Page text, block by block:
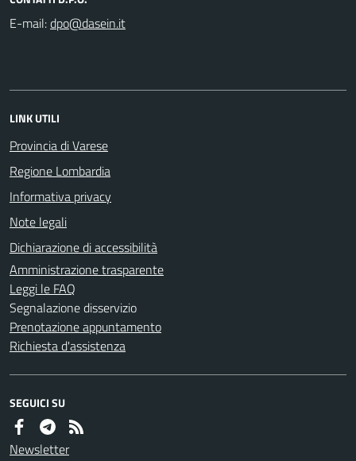
E-mail:
LINK UTILI
Provincia di Varese
Regione Lombardia
Informativa privacy
Note legali
Dichiarazione di accessibilità
Amministrazione trasparente
Leggi le FAQ
Segnalazione disservizio
Prenotazione appuntamento
Richiesta d'assistenza
SEGUICI SU
Newsletter